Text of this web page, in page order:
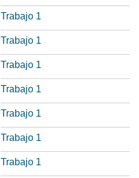
Trabajo 1
Trabajo 1
Trabajo 1
Trabajo 1
Trabajo 1
Trabajo 1
Trabajo 1